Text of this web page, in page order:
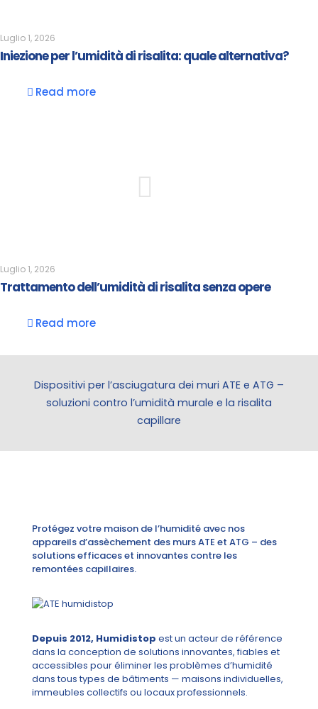
Luglio 1, 2026
Iniezione per l’umidità di risalita: quale alternativa?
Read more
Luglio 1, 2026
Trattamento dell’umidità di risalita senza opere
Read more
Dispositivi per l’asciugatura dei muri ATE e ATG –
soluzioni contro l’umidità murale e la risalita
capillare
Protégez votre maison de l’humidité avec nos
appareils d’assèchement des murs ATE et ATG – des
solutions efficaces et innovantes contre les
remontées capillaires.
Depuis 2012, Humidistop est un acteur de référence
dans la conception de solutions innovantes, fiables et
accessibles pour éliminer les problèmes d’humidité
dans tous types de bâtiments — maisons individuelles,
immeubles collectifs ou locaux professionnels.